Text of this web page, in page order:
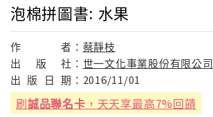
泡棉拼圖書: 水果
作 者： 蔡靜枝
出
版 社： 世一文化事業股份有限公司
出 版 日 期： 2016/11/01
刷誠品聯名卡 ，天天享最高7%回饋